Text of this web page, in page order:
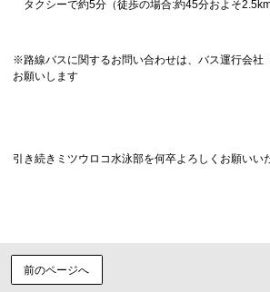
タクシーで約5分（徒歩の場合:約45分およそ2.5km
※路線バスに関するお問い合わせは、バス運行会社
お願いします
引き続きミツウロコ水泳部を何卒よろしくお願いい
前のページへ